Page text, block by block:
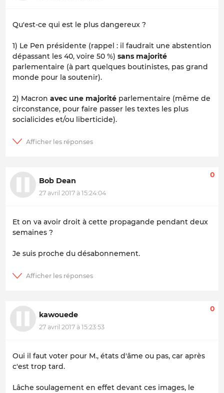
Qu'est-ce qui est le plus dangereux ?
1) Le Pen présidente (rappel : il faudrait une abstention
dépassant les 40, voire 50 %) sans majorité
parlementaire (à part quelques boutinistes, pas grand
monde pour la soutenir).
2) Macron avec une majorité parlementaire (même de
circonstance, pour faire passer les textes les plus
socialicides et/ou liberticide).
Bob Dean
27 avril 2017 à 15:24:04
0
Et on va avoir droit à cette propagande pendant deux
semaines ?
Je suis proche du désabonnement.
kawouede
27 avril 2017 à 15:23:53
0
Oui il faut voter pour M., états d'âme ou pas, car après
c'est trop tard.
Lâche soulagement en effet devant ces images, le